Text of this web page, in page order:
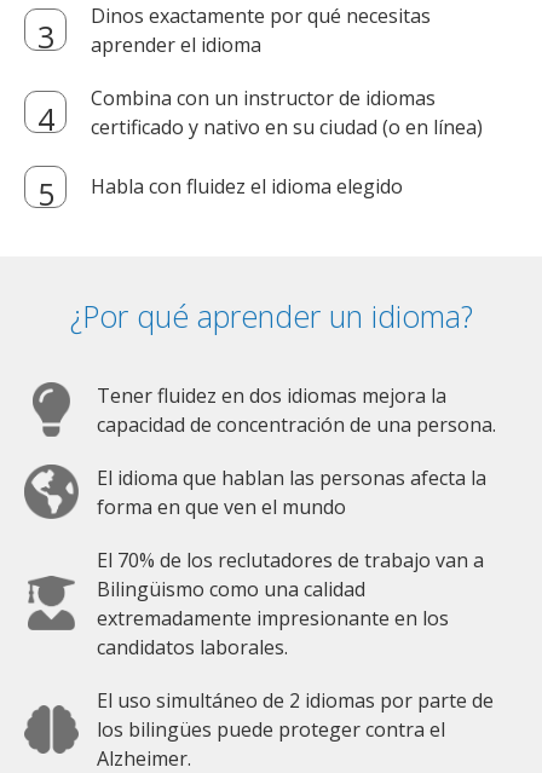
Dinos exactamente por qué necesitas
aprender el idioma
Combina con un instructor de idiomas
certificado y nativo en su ciudad (o en línea)
Habla con fluidez el idioma elegido
¿Por qué aprender un idioma?
Tener fluidez en dos idiomas mejora la
capacidad de concentración de una persona.
El idioma que hablan las personas afecta la
forma en que ven el mundo
El 70% de los reclutadores de trabajo van a
Bilingüismo como una calidad
extremadamente impresionante en los
candidatos laborales.
El uso simultáneo de 2 idiomas por parte de
los bilingües puede proteger contra el
Alzheimer.